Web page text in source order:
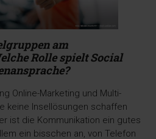
am
Rolle spielt Social
Online-Marketing und Multi-
keine Insellösungen schaffen
ist die Kommunikation ein gutes
ein bisschen an, von Telefon